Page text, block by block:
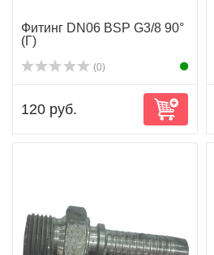
Фитинг DN06 BSP G3/8 90°
(Г)
(0)
120 руб.